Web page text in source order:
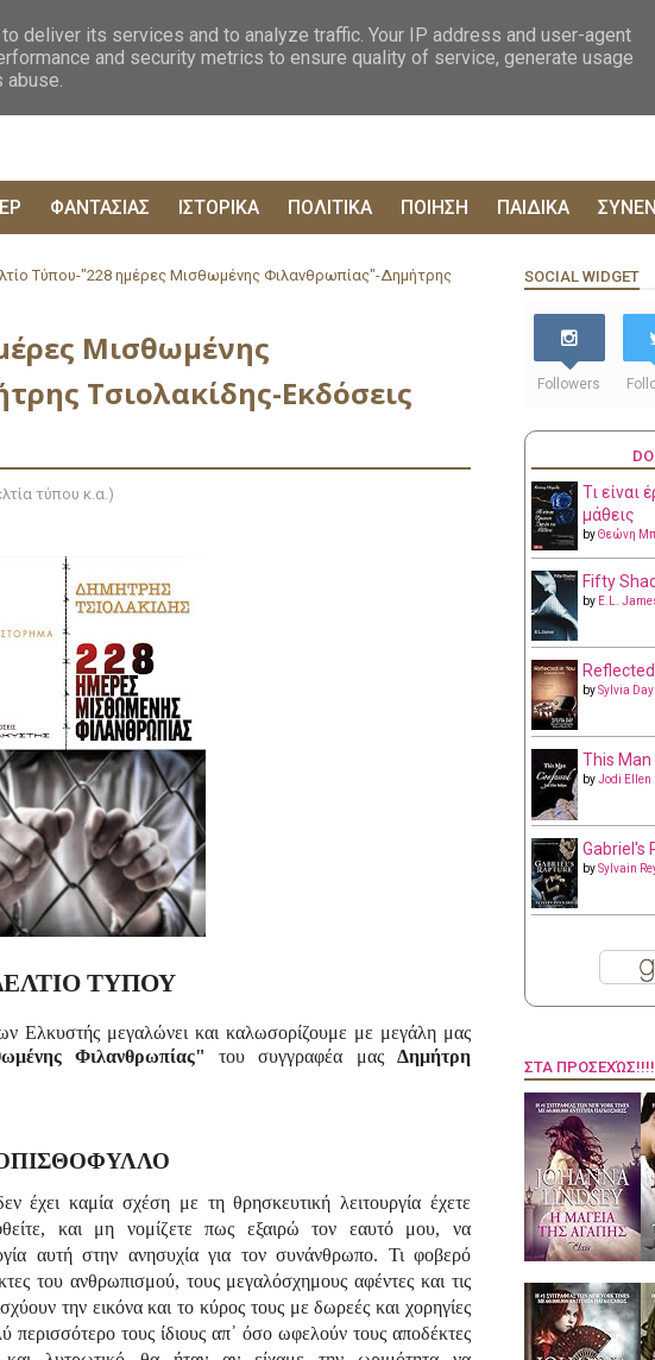
ΦΑΝΤΑΣΙΑΣ ΙΣΤΟΡΙΚΑ ΠΟΛΙΤΙΚΑ ΠΟΙΗΣΗ ΠΑΙΔΙΚΑ
Τύπου-"228 ημέρες Μισθωμένης Φιλανθρωπίας"-Δημήτρης
Μισθωμένης
Τσιολακίδης-Εκδόσεις
τύπου κ.α.)
ΤΥΠΟΥ
Ελκυστής μεγαλώνει και καλωσορίζουμε με μεγάλη μας
Φιλανθρωπίας" του συγγραφέα μαςΔημήτρη
έχει καμία σχέση με τη θρησκευτική λειτουργία έχετε
και μη νομίζετε πως εξαιρώ τον εαυτό μου, να
αυτή στην ανησυχία για τον συνάνθρωπο. Τι φοβερό
του ανθρωπισμού, τους μεγαλόσχημους αφέντες και τις
την εικόνα και το κύρος τους με δωρεές και χορηγίες
περισσότερο τους ίδιους απ᾿ όσο ωφελούν τους αποδέκτες
SOCIAL WIDGET
Followers
Τι είναι
μάθεις
byΘεώνη
Fifty
by E.L.
bySylvia Day
This
byJodi Ellen
Gabriel's
bySylvain
ΣΤΑ ΠΡΟΣΕΧΏΣ!!!!
deliver its services and to analyze traffic. Your IP address and user-agent
and security metrics to ensure quality of service, generate usage
abuse.